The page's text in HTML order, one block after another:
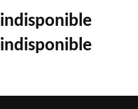
indisponible
indisponible